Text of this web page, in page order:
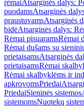
rėmaiAtsarginės dalys:
puodamsAtsarginės
praustuvamsAtsarginės
bidėAtsarginės dalys:
Rėmai pisuaramsRėmai
Rėmai dušams su
prietaisamsAtsarginės
prietaisamsRėmai
Rėmai skalbyklėms ir
apkrovomsPriedai
PriedaiSieninės sistemos
sistemomsNuotekų